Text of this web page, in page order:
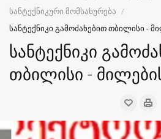
სანტექნიკური მომსახურება
სანტექნიკი გამოძახებით თბილისი -
სანტექნიკი
თბილისი -